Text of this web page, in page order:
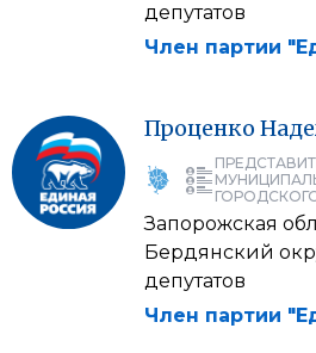
депутатов
Член партии
Проценко
Запорожская
Бердянский
депутатов
Член партии